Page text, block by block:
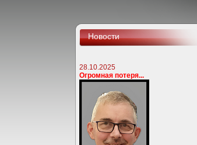
Новости
28.10.2025
Огромная потеря...